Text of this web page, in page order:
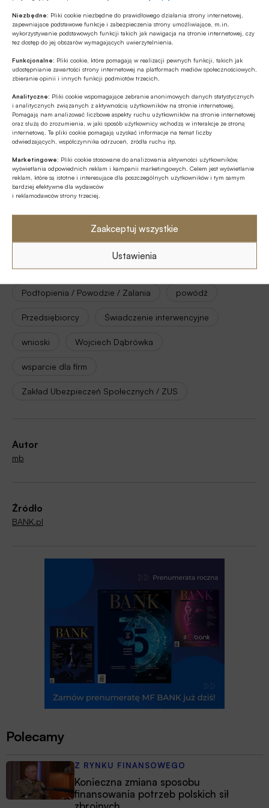
Niezbędne: Pliki cookie niezbędne do prawidłowego działania strony internetowej,
zapewniające podstawowe funkcje i zabezpieczenia strony umożliwiające, m.in.
wykorzystywanie podstawowych funkcji takich jak nawigacja na stronie internetowej, czy
tez dostęp do jej obszarów wymagających uwierzytelnienia.
Funkcjonalne: Pliki cookie, które pomagają w realizacji pewnych funkcji, takich jak
udostępnianie zawartości strony internetowej na platformach mediów społecznościowych,
zbieranie opinii i innych funkcji podmiotów trzecich.
Analityczne: Pliki cookie wspomagające zebranie anonimowych danych statystycznych
i analitycznych związanych z aktywnością użytkowników na stronie internetowej.
Pomagają nam analizować liczbowe aspekty ruchu użytkowników na stronie internetowej
oraz służą do zrozumienia, w jaki sposób użytkownicy wchodzą w interakcje ze stroną
internetową. Te pliki cookie pomagają uzyskać informacje na temat liczby
odwiedzających, współczynnika odrzuceń, źródła ruchu itp.
Marketingowe: Pliki cookie stosowane do analizowania aktywności użytkowników,
wyświetlania odpowiednich reklam i kampanii marketingowych. Celem jest wyświetlanie
reklam, które są istotne i interesujące dla poszczególnych użytkowników i tym samym
bardziej efektywne dla wydawców
i reklamodawców strony trzeciej.
Zaakceptuj wszystkie
Ustawienia
należności z tytułu składek – 25 i zmiany
warunków umowy o rozłożenie na raty należności
z tytułu składek – 21. W 4 kolejnych przypadkach
ZUS wyraził zgodę na zmianę warunków umowy o
odroczenie terminu płatności składek.
Źródło:Zakład Ubezpieczeń Społecznych / ZUS
Udostępnij
Tagi
Małe i średnie przedsiębiorstwa / MŚP / MSP
Podtopienia / Powodzie / Zalania powódź
Przedsiębiorcy Świadczenie interwencyjne
wnioski Wojciech Dąbrówka
wsparcie dla firm
Zakład Ubezpieczeń Społecznych / ZUS
Autor
mb
Źródło
BANK.pl
Polecamy
Z RYNKU FINANSOWEGO
Konieczna zmiana sposobu
finansowania potrzeb polskich sił